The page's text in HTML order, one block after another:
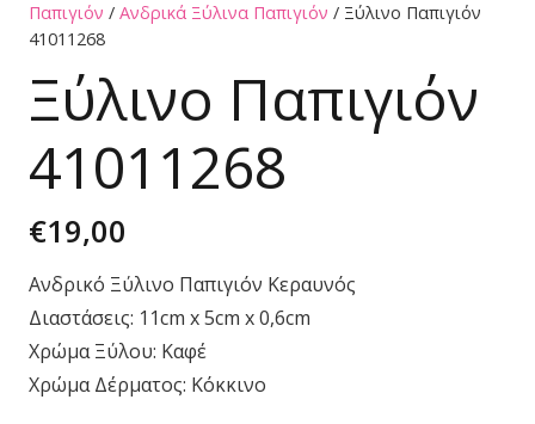
Παπιγιόν / Ανδρικά Ξύλινα Παπιγιόν / Ξύλινο Παπιγιόν
41011268
Ξύλινο Παπιγιόν
41011268
€19,00
Ανδρικό Ξύλινο Παπιγιόν Κεραυνός
Διαστάσεις: 11cm x 5cm x 0,6cm
Χρώμα Ξύλου: Καφέ
Χρώμα Δέρματος: Κόκκινο